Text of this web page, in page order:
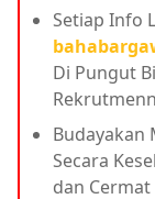
Setiap Info
Di Pungut
Budayakan
Secara
dan Cermat